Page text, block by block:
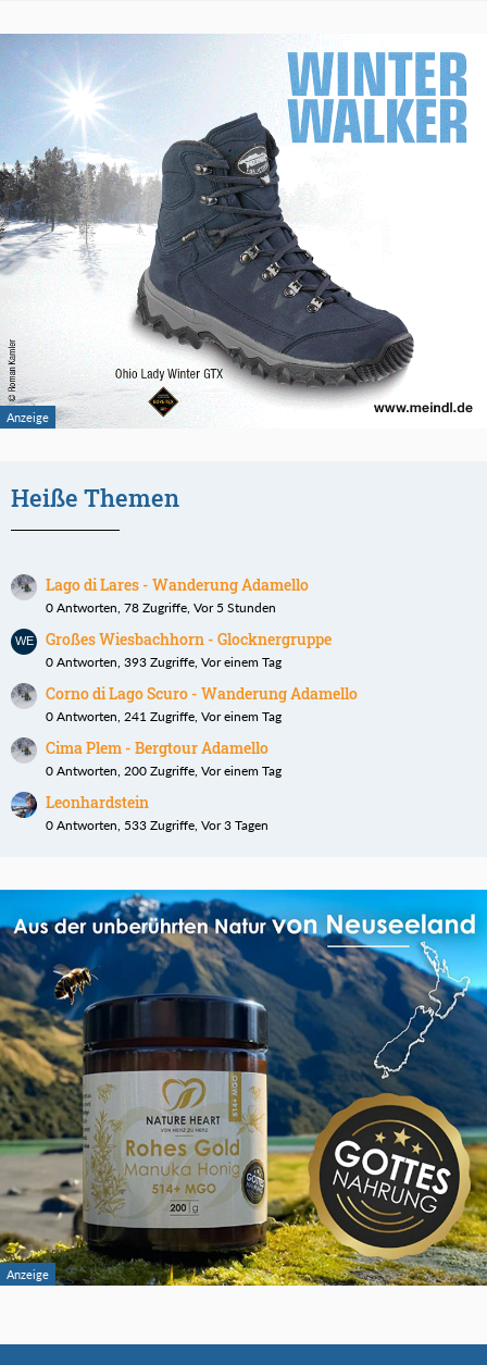
Heiße Themen
Lago di Lares - Wanderung Adamello
0 Antworten, 78 Zugriffe, Vor 5 Stunden
Großes Wiesbachhorn - Glocknergruppe
0 Antworten, 393 Zugriffe, Vor einem Tag
Corno di Lago Scuro - Wanderung Adamello
0 Antworten, 241 Zugriffe, Vor einem Tag
Cima Plem - Bergtour Adamello
0 Antworten, 200 Zugriffe, Vor einem Tag
Leonhardstein
0 Antworten, 533 Zugriffe, Vor 3 Tagen